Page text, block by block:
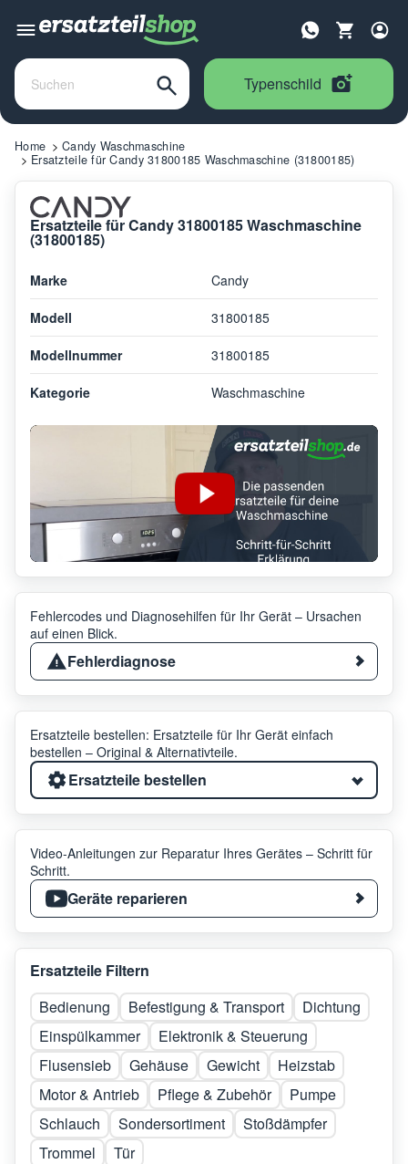
Typenschild
Home
Candy Waschmaschine
Ersatzteile für Candy 31800185 Waschmaschine (31800185)
Ersatzteile für Candy 31800185 Waschmaschine
(31800185)
Marke Candy
Modell 31800185
Modellnummer 31800185
Kategorie Waschmaschine
Fehlercodes und Diagnosehilfen für Ihr Gerät – Ursachen
auf einen Blick.
Fehlerdiagnose
Ersatzteile bestellen: Ersatzteile für Ihr Gerät einfach
bestellen – Original & Alternativteile.
Ersatzteile bestellen
Video-Anleitungen zur Reparatur Ihres Gerätes – Schritt für
Schritt.
Geräte reparieren
Ersatzteile Filtern
Bedienung
Befestigung & Transport
Dichtung
Einspülkammer
Elektronik & Steuerung
Flusensieb
Gehäuse Gewicht
Heizstab
Motor & Antrieb
Pflege & Zubehör
Pumpe
Schlauch
Sondersortiment
Stoßdämpfer
Trommel
Tür